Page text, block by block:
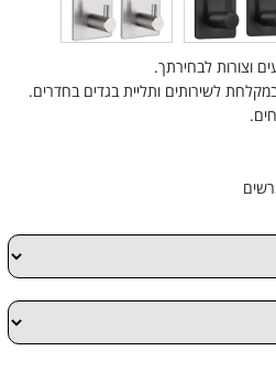
וצורות לבחירתך.
לשירותים ותליית בגדים בחדרים.